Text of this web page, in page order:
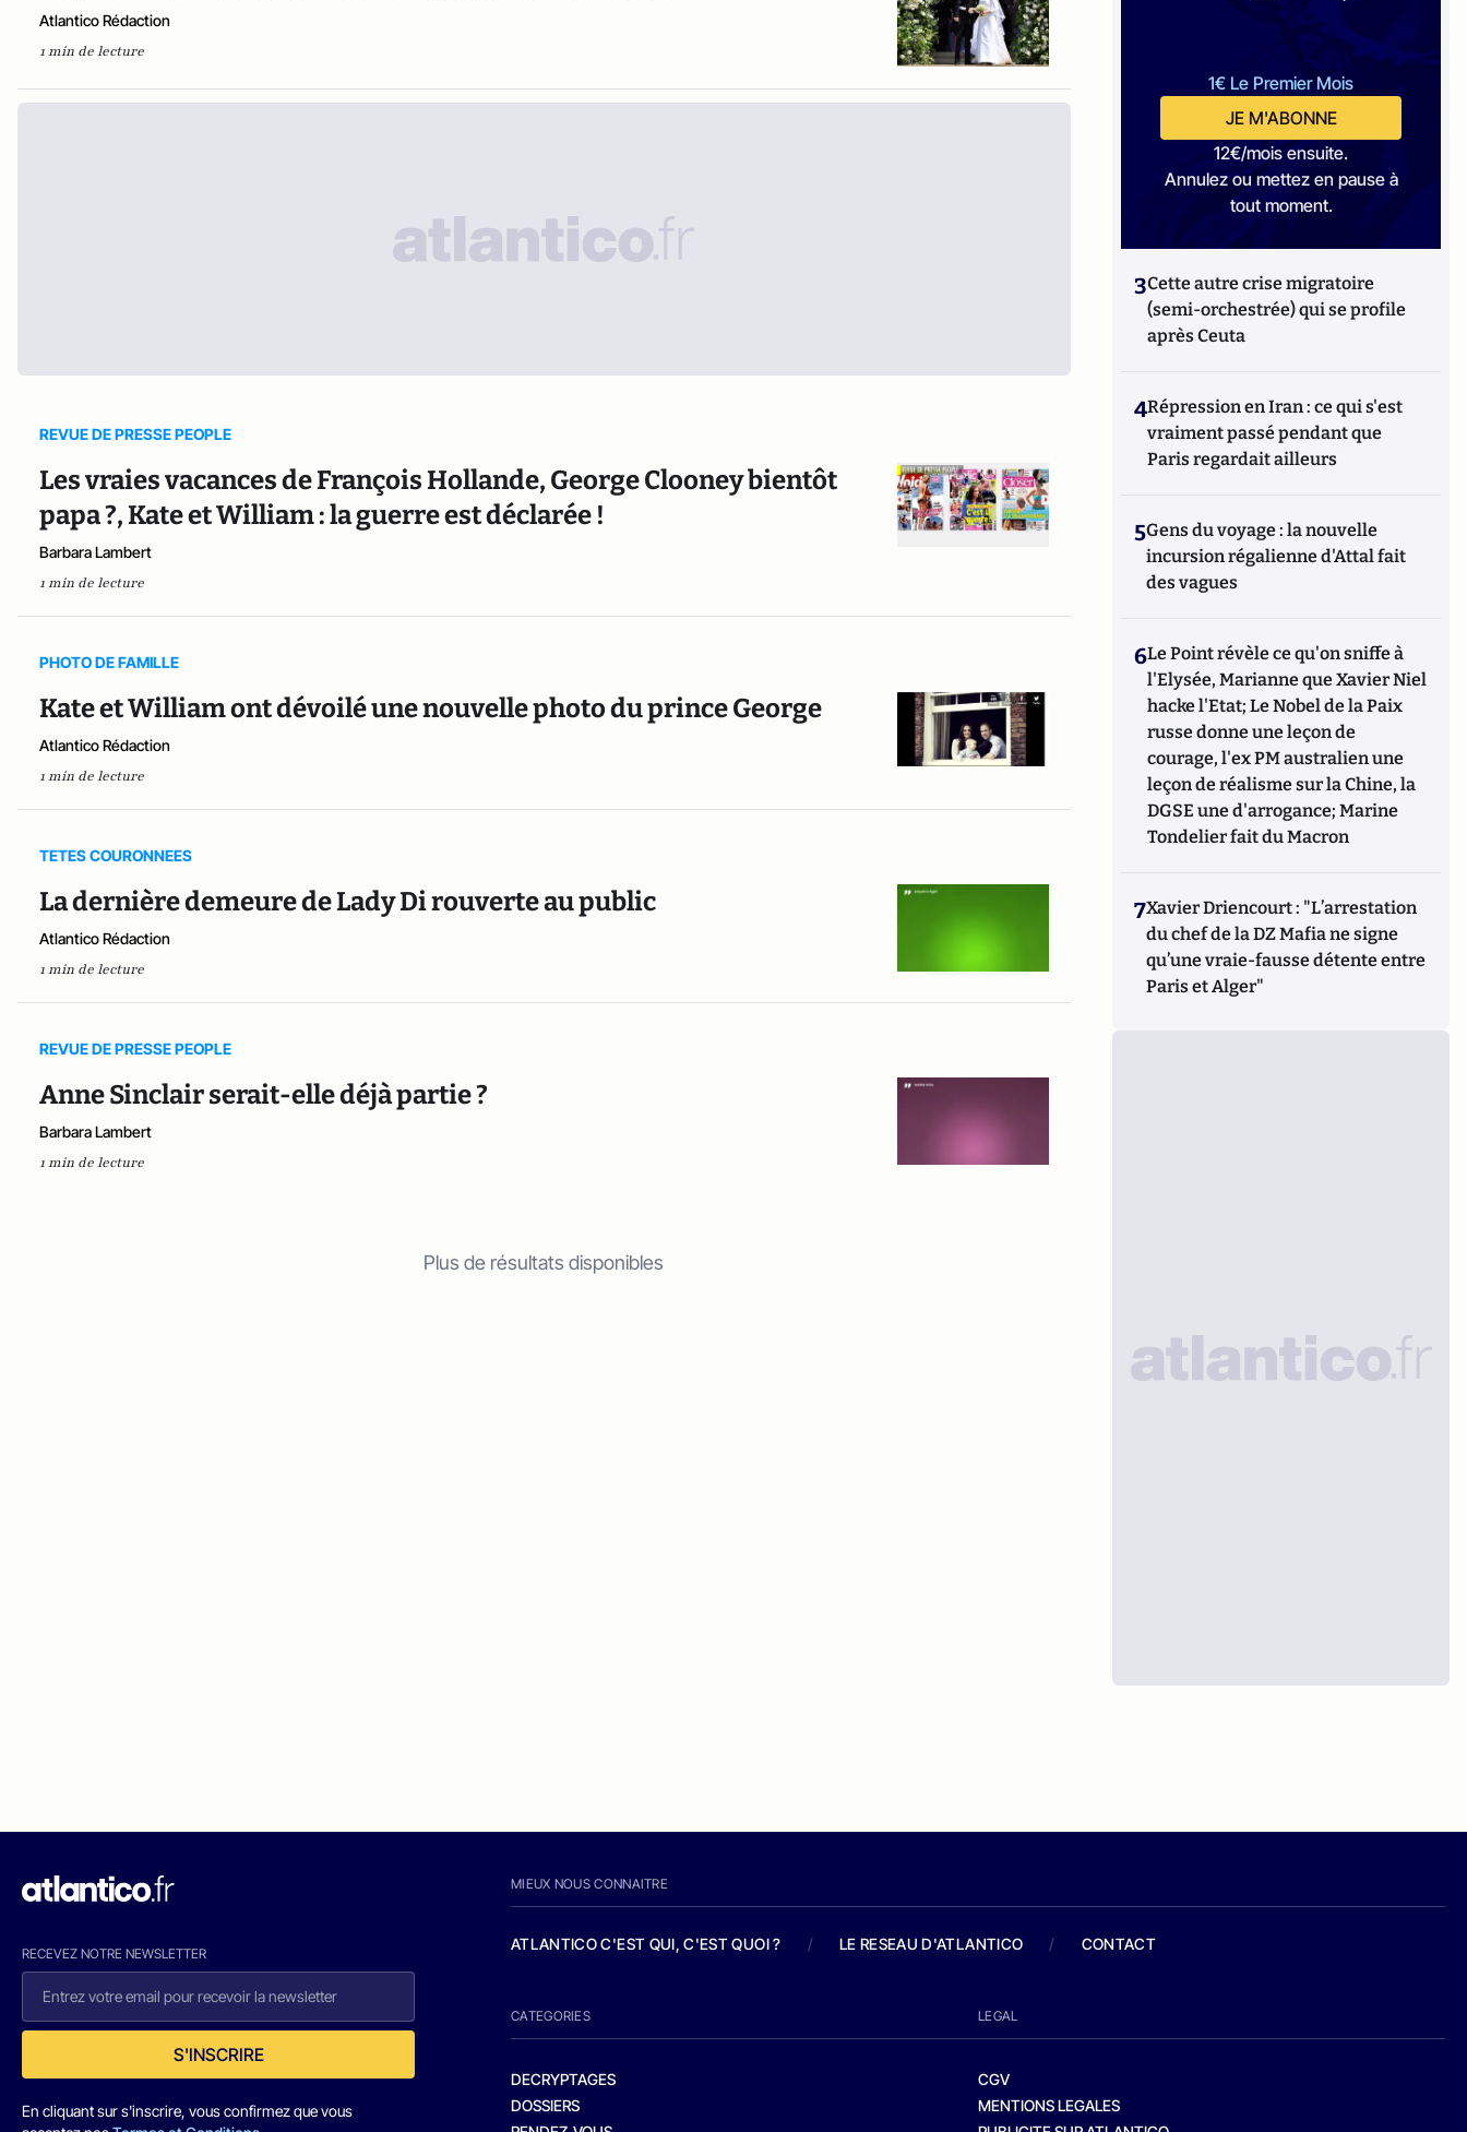
Atlantico Rédaction
1 min de lecture
REVUE DE PRESSE PEOPLE
Les vraies vacances de François Hollande, George Clooney bientôt
papa ?, Kate et William : la guerre est déclarée !
Barbara Lambert
1 min de lecture
PHOTO DE FAMILLE
Kate et William ont dévoilé une nouvelle photo du prince George
Atlantico Rédaction
1 min de lecture
TETES COURONNEES
La dernière demeure de Lady Di rouverte au public
Atlantico Rédaction
1 min de lecture
REVUE DE PRESSE PEOPLE
Anne Sinclair serait-elle déjà partie ?
Barbara Lambert
1 min de lecture
Plus de résultats disponibles
1€ Le Premier Mois
JE M'ABONNE
12€/mois ensuite.
Annulez ou mettez en pause à
tout moment.
3Cette autre crise migratoire
(semi-orchestrée) qui se profile
après Ceuta
4Répression en Iran : ce qui s'est
vraiment passé pendant que
Paris regardait ailleurs
5Gens du voyage : la nouvelle
incursion régalienne d'Attal fait
des vagues
6Le Point révèle ce qu'on sniffe à
l'Elysée, Marianne que Xavier Niel
hacke l'Etat; Le Nobel de la Paix
russe donne une leçon de
courage, l'ex PM australien une
leçon de réalisme sur la Chine, la
DGSE une d'arrogance; Marine
Tondelier fait du Macron
7Xavier Driencourt : "L’arrestation
du chef de la DZ Mafia ne signe
qu’une vraie-fausse détente entre
Paris et Alger"
RECEVEZ NOTRE NEWSLETTER
S'INSCRIRE
En cliquant sur s'inscrire, vous confirmez que vous
MIEUX NOUS CONNAITRE
ATLANTICO C'EST QUI, C'EST QUOI ? / LE RESEAU D'ATLANTICO / CONTACT
CATEGORIES
DECRYPTAGES
DOSSIERS
LEGAL
CGV
MENTIONS LEGALES